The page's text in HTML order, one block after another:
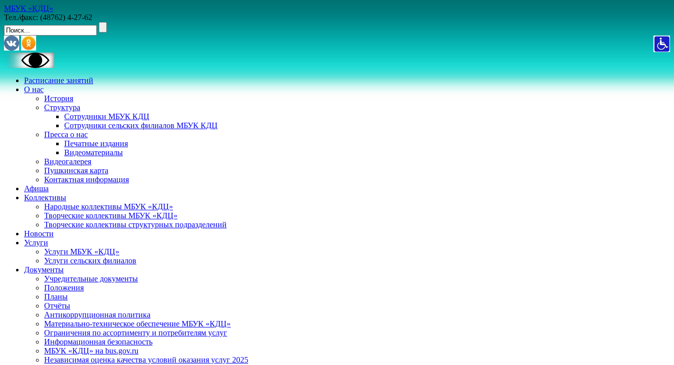
МБУК «КДЦ»
Тел./факс: (48762) 4-27-62
Расписание занятий
О нас
История
Структура
Сотрудники МБУК КДЦ
Сотрудники сельских филиалов МБУК КДЦ
Пресса о нас
Печатные издания
Видеоматериалы
Видеогалерея
Пушкинская карта
Контактная информация
Афиша
Коллективы
Народные коллективы МБУК «КДЦ»
Творческие коллективы МБУК «КДЦ»
Творческие коллективы структурных подразделений
Новости
Услуги
Услуги МБУК «КДЦ»
Услуги сельских филиалов
Документы
Учредительные документы
Положения
Планы
Отчёты
Антикоррупционная политика
Материально-техническое обеспечение МБУК «КДЦ»
Ограничения по ассортименту и потребителям услуг
Информационная безопасность
МБУК «КДЦ» на bus.gov.ru
Независимая оценка качества условий оказания услуг 2025